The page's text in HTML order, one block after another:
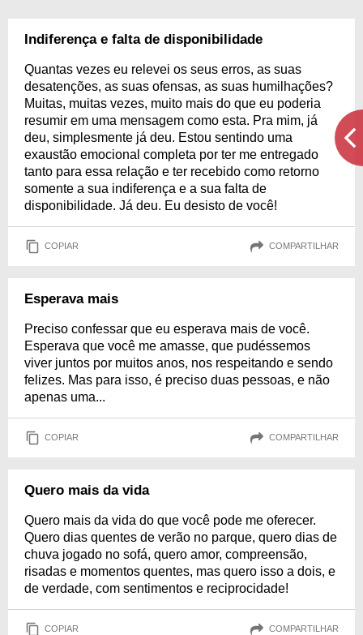
Indiferença e falta de disponibilidade
Quantas vezes eu relevei os seus erros, as suas
desatenções, as suas ofensas, as suas humilhações?
Muitas, muitas vezes, muito mais do que eu poderia
resumir em uma mensagem como esta. Pra mim, já
deu, simplesmente já deu. Estou sentindo uma
exaustão emocional completa por ter me entregado
tanto para essa relação e ter recebido como retorno
somente a sua indiferença e a sua falta de
disponibilidade. Já deu. Eu desisto de você!
COPIAR COMPARTILHAR
Esperava mais
Preciso confessar que eu esperava mais de você.
Esperava que você me amasse, que pudéssemos
viver juntos por muitos anos, nos respeitando e sendo
felizes. Mas para isso, é preciso duas pessoas, e não
apenas uma...
COPIAR COMPARTILHAR
Quero mais da vida
Quero mais da vida do que você pode me oferecer.
Quero dias quentes de verão no parque, quero dias de
chuva jogado no sofá, quero amor, compreensão,
risadas e momentos quentes, mas quero isso a dois, e
de verdade, com sentimentos e reciprocidade!
COPIAR COMPARTILHAR